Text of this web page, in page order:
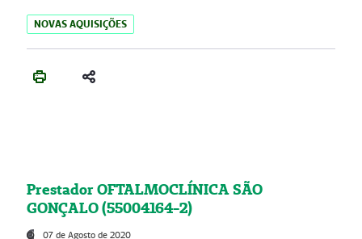
NOVAS AQUISIÇÕES
Prestador OFTALMOCLÍNICA SÃO
GONÇALO (55004164-2)
07 de Agosto de 2020